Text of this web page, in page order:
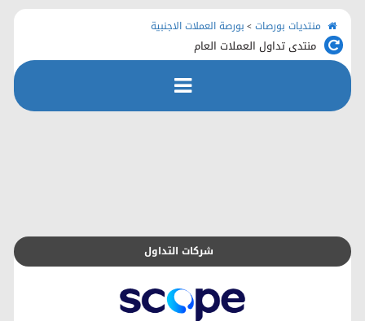
منتديات بورصات > بورصة العملات الاجنبية
منتدى تداول العملات العام
شركات التداول